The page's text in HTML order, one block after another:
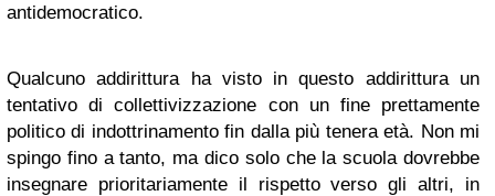
antidemocratico.
Qualcuno addirittura ha visto in questo addirittura un
tentativo di collettivizzazione con un fine prettamente
politico di indottrinamento fin dalla più tenera età. Non mi
spingo fino a tanto, ma dico solo che la scuola dovrebbe
insegnare prioritariamente il rispetto verso gli altri, in